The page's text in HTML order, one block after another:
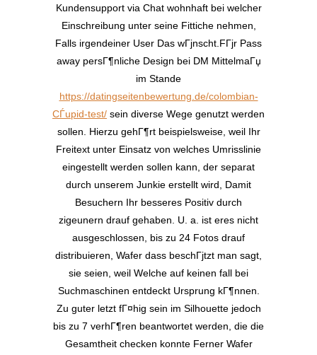
Kundensupport via Chat wohnhaft bei welcher
Einschreibung unter seine Fittiche nehmen,
Falls irgendeiner User Das wГјnscht.FГјr Pass
away persГ¶nliche Design bei DM MittelmaГџ
im Stande
https://datingseitenbewertung.de/colombian-
СЃupid-test/ sein diverse Wege genutzt werden
sollen. Hierzu gehГ¶rt beispielsweise, weil Ihr
Freitext unter Einsatz von welches Umrisslinie
eingestellt werden sollen kann, der separat
durch unserem Junkie erstellt wird, Damit
Besuchern Ihr besseres Positiv durch
zigeunern drauf gehaben. U. a. ist eres nicht
ausgeschlossen, bis zu 24 Fotos drauf
distribuieren, Wafer dass beschГјtzt man sagt,
sie seien, weil Welche auf keinen fall bei
Suchmaschinen entdeckt Ursprung kГ¶nnen.
Zu guter letzt fГ¤hig sein im Silhouette jedoch
bis zu 7 verhГ¶ren beantwortet werden, die die
Gesamtheit checken konnte Ferner Wafer